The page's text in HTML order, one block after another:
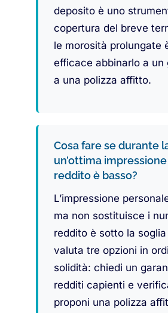
deposito è uno
copertura del breve
le morosità prolungate
efficace abbinarlo a un
a una polizza affitto.
Cosa fare se durante
un’ottima
reddito è basso?
L’impressione
ma non sostituisce i
reddito è sotto la soglia
valuta tre opzioni in
solidità: chiedi un
redditi capienti e
proponi una polizza